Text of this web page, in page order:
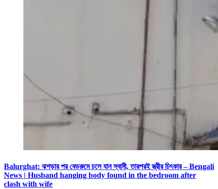
Balurghat: ঝগড়ার পর বেডরুমে চলে যান স্বামী, তারপরই স্ত্রীর চিৎকার – Bengali
News | Husband hanging body found in the bedroom after
clash with wife